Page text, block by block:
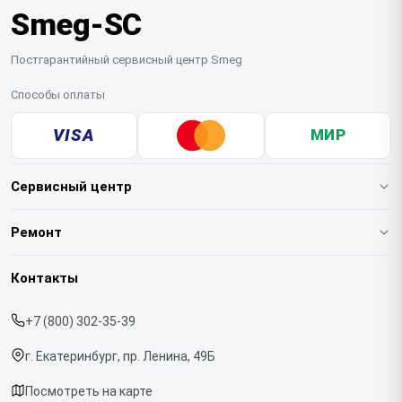
визитом специалиста рекомендуем освободить
устройство от лишних аксессуаров для удобства
транспортировки.
Smeg-SC
Постгарантийный сервисный центр Smeg
Способы оплаты
VISA МИР
Сервисный центр
О нашем сервисе
Срочный ремонт
Доставка и способы оплаты
Ремонт
Кофемашин
Контакты
+7 (800) 302-35-39
г. Екатеринбург, пр. Ленина, 49Б
Посмотреть на карте